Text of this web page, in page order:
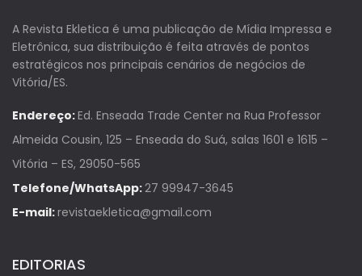
A Revista Ekletica é uma publicação de Mídia Impressa e
Eletrônica, sua distribuição é feita através de pontos
estratégicos nos principais cenários de negócios de
Vitória/ES.
Endereço:Ed. Enseada Trade Center na Rua Professor
Almeida Cousin, 125 – Enseada do Suá, salas 1601 e 1615 –
Vitória – ES, 29050-565
Telefone/WhatsApp:27 99947-3645
E-mail:revistaekletica@gmail.com
EDITORIAS